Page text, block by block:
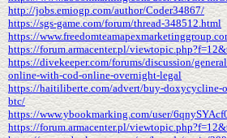
http://jobs.emiogp.com/author/Coder34867/
https://sgs-game.com/forum/thread-348512.html
https://
https://forum.armacenter.pl/
https://divekeeper.com/forums/discussion/
online-with-cod-online-overnight-legal
https://haitiliberte.com/advert/buy-doxycycline-
btc/
https://www.ybookmarking.com/user/
https://forum.armacenter.pl/